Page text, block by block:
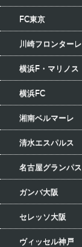
FC東京
川崎フロンターレ
横浜F・マリノス
横浜FC
湘南ベルマーレ
清水エスパルス
名古屋グランパス
ガンバ大阪
セレッソ大阪
ヴィッセル神戸